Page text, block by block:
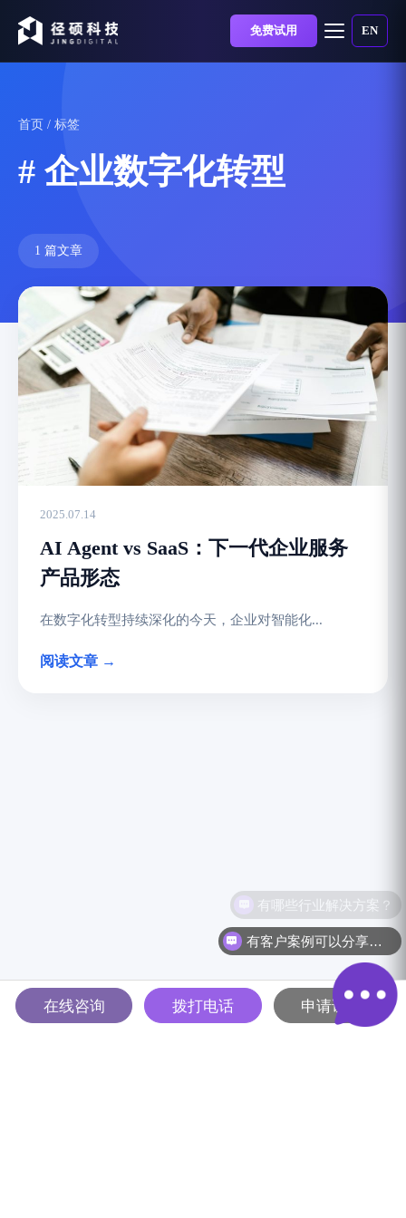
免费试用 EN
首页 / 标签
# 企业数字化转型
1 篇文章
2025.07.14
AI Agent vs SaaS：下一代企业服务
产品形态
在数字化转型持续深化的今天，企业对智能化...
阅读文章 →
有哪些行业解决方案？
在线咨询 拨打电话 申请试用